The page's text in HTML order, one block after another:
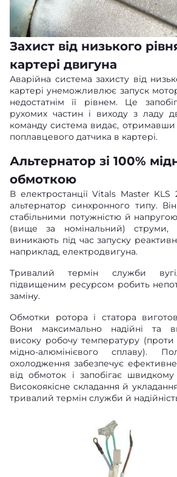
Захист від низького
картері двигуна
Аварійна система захисту від
картері унеможливлює запуск
недостатнім її рівнем. Це
рухомих частин і виходу з ладу
команду система видає, отримавши
поплавцевого датчика в картері.
Альтернатор зі 100%
обмоткою
В електростанції Vitals Master KLS
альтернатор синхронного типу.
стабільними потужністю й
(вище за номінальний) струми,
виникають під час запуску
наприклад, електродвигуна.
Тривалий термін служби
підвищеним ресурсом робить
заміну.
Обмотки ротора і статора
Вони максимально надійні та
високу робочу температуру (проти
мідно-алюмінієвого сплаву).
охолодження забезпечує
від обмоток і запобігає швидкому
Високоякісне складання й
тривалий термін служби й